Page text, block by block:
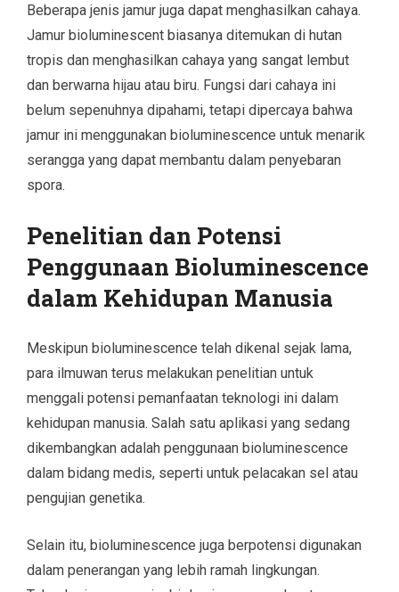
Beberapa jenis jamur juga dapat menghasilkan cahaya.
Jamur bioluminescent biasanya ditemukan di hutan
tropis dan menghasilkan cahaya yang sangat lembut
dan berwarna hijau atau biru. Fungsi dari cahaya ini
belum sepenuhnya dipahami, tetapi dipercaya bahwa
jamur ini menggunakan bioluminescence untuk menarik
serangga yang dapat membantu dalam penyebaran
spora.
Penelitian dan Potensi
Penggunaan Bioluminescence
dalam Kehidupan Manusia
Meskipun bioluminescence telah dikenal sejak lama,
para ilmuwan terus melakukan penelitian untuk
menggali potensi pemanfaatan teknologi ini dalam
kehidupan manusia. Salah satu aplikasi yang sedang
dikembangkan adalah penggunaan bioluminescence
dalam bidang medis, seperti untuk pelacakan sel atau
pengujian genetika.
Selain itu, bioluminescence juga berpotensi digunakan
dalam penerangan yang lebih ramah lingkungan.